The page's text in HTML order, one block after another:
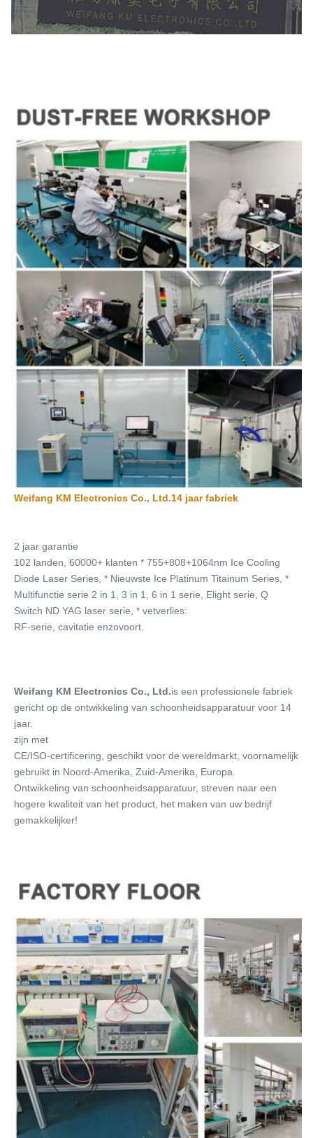
Weifang KM Electronics Co., Ltd.14 jaar fabriek
2 jaar garantie
102 landen, 60000+ klanten * 755+808+1064nm Ice Cooling
Diode Laser Series, * Nieuwste Ice Platinum Titainum Series, *
Multifunctie serie 2 in 1, 3 in 1, 6 in 1 serie, Elight serie, Q
Switch ND YAG laser serie, * vetverlies:
RF-serie, cavitatie enzovoort.
Weifang KM Electronics Co., Ltd.is een professionele fabriek
gericht op de ontwikkeling van schoonheidsapparatuur voor 14
jaar.
zijn met
CE/ISO-certificering, geschikt voor de wereldmarkt, voornamelijk
gebruikt in Noord-Amerika, Zuid-Amerika, Europa.
Ontwikkeling van schoonheidsapparatuur, streven naar een
hogere kwaliteit van het product, het maken van uw bedrijf
gemakkelijker!